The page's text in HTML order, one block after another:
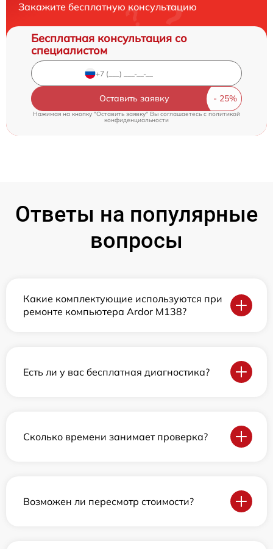
Закажите бесплатную консультацию
Бесплатная консультация со
специалистом
Оставить заявку
Нажимая на кнопку "Оставить заявку" Вы соглашаетесь cполитикой
конфиденциальности
Ответы на популярные
вопросы
Какие комплектующие используются при
ремонте компьютера Ardor M138?
Есть ли у вас бесплатная диагностика?
Сколько времени занимает проверка?
Возможен ли пересмотр стоимости?